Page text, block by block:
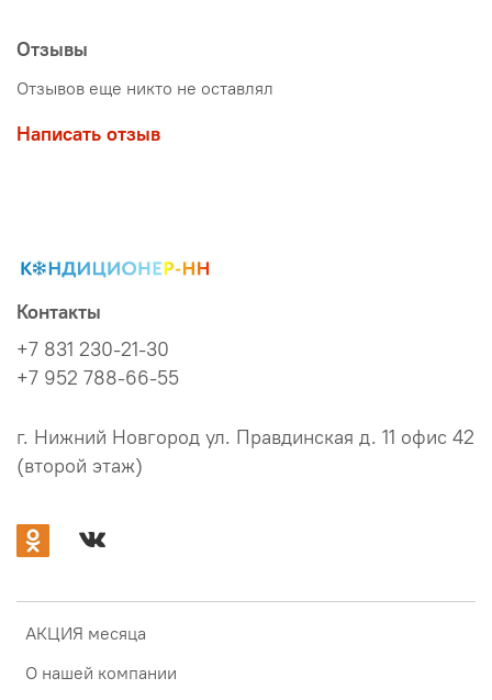
Отзывы
Отзывов еще никто не оставлял
Написать отзыв
АКЦИЯ месяца
О нашей компании
Контакты
+7 831 230-21-30
+7 952 788-66-55
г. Нижний Новгород ул. Правдинская д. 11 офис 42
(второй этаж)